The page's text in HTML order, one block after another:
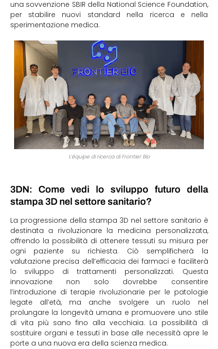
una sovvenzione SBIR della National Science Foundation,
per stabilire nuovi standard nella ricerca e nella
sperimentazione medica.
L’équipe di ricerca di Frontier Bio
3DN: Come vedi lo sviluppo futuro della
stampa 3D nel settore sanitario?
La progressione della stampa 3D nel settore sanitario è
destinata a rivoluzionare la medicina personalizzata,
offrendo la possibilità di ottenere tessuti su misura per
ogni paziente su richiesta. Ciò semplificherà la
valutazione precisa dell’efficacia dei farmaci e faciliterà
lo sviluppo di trattamenti personalizzati. Questa
innovazione non solo dovrebbe consentire
l’introduzione di terapie rivoluzionarie per le patologie
legate all’età, ma anche svolgere un ruolo nel
prolungare la longevità umana e promuovere uno stile
di vita più sano fino alla vecchiaia. La possibilità di
sostituire organi e tessuti in base alle necessità apre le
porte a una nuova era della scienza medica.